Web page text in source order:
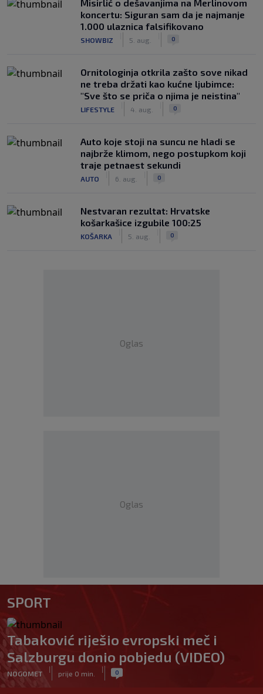
Misirlić o dešavanjima na Merlinovom
koncertu: Siguran sam da je najmanje
1.000 ulaznica falsifikovano
SHOWBIZ 5. aug. 0
Ornitologinja otkrila zašto sove nikad
ne treba držati kao kućne ljubimce:
"Sve što se priča o njima je neistina"
LIFESTYLE 4. aug. 0
Auto koje stoji na suncu ne hladi se
najbrže klimom, nego postupkom koji
traje petnaest sekundi
AUTO 6. aug. 0
Nestvaran rezultat: Hrvatske
košarkašice izgubile 100:25
KOŠARKA 5. aug. 0
Oglas
Oglas
SPORT
Tabaković riješio evropski meč i
Salzburgu donio pobjedu (VIDEO)
NOGOMET
|
prije 0 min.
| 0